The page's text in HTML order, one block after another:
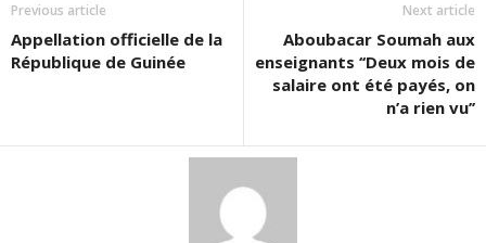
Previous article
Appellation officielle de la
République de Guinée
Next article
Aboubacar Soumah aux
enseignants ‘‘Deux mois de
salaire ont été payés, on
n’a rien vu’’